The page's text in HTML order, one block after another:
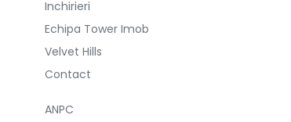
Inchirieri
Echipa Tower Imob
Velvet Hills
Contact
ANPC